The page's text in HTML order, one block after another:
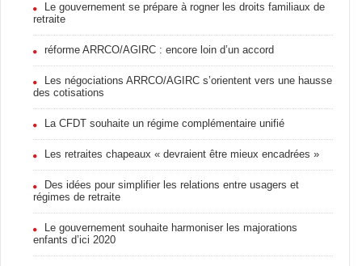
Le gouvernement se prépare à rogner les droits familiaux de
retraite
réforme ARRCO/AGIRC : encore loin d’un accord
Les négociations ARRCO/AGIRC s’orientent vers une hausse
des cotisations
La CFDT souhaite un régime complémentaire unifié
Les retraites chapeaux « devraient être mieux encadrées »
Des idées pour simplifier les relations entre usagers et
régimes de retraite
Le gouvernement souhaite harmoniser les majorations
enfants d’ici 2020